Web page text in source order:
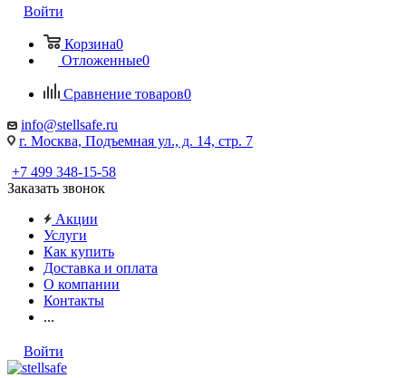
Войти
Корзина0
Отложенные0
Сравнение товаров0
info@stellsafe.ru
г. Москва, Подъемная ул., д. 14, стр. 7
+7 499 348-15-58
Заказать звонок
Акции
Услуги
Как купить
Доставка и оплата
О компании
Контакты
...
Войти